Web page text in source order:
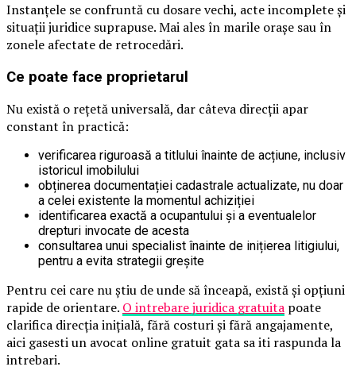
Instanțele se confruntă cu dosare vechi, acte incomplete și
situații juridice suprapuse. Mai ales în marile orașe sau în
zonele afectate de retrocedări.
Ce poate face proprietarul
Nu există o rețetă universală, dar câteva direcții apar
constant în practică:
verificarea riguroasă a titlului înainte de acțiune, inclusiv
istoricul imobilului
obținerea documentației cadastrale actualizate, nu doar
a celei existente la momentul achiziției
identificarea exactă a ocupantului și a eventualelor
drepturi invocate de acesta
consultarea unui specialist înainte de inițierea litigiului,
pentru a evita strategii greșite
Pentru cei care nu știu de unde să înceapă, există și opțiuni
rapide de orientare. O intrebare juridica gratuita poate
clarifica direcția inițială, fără costuri și fără angajamente,
aici gasesti un avocat online gratuit gata sa iti raspunda la
intrebari.